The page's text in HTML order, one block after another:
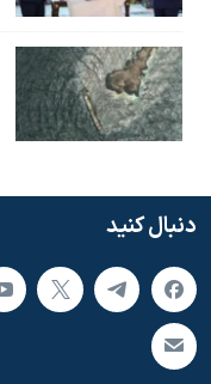
دنبال کنید